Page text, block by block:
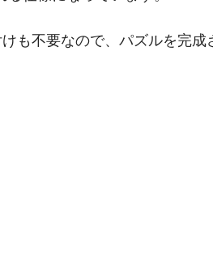
も不要なので、パズルを完成